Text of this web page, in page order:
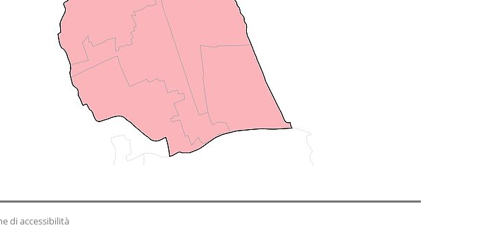
di accessibilità